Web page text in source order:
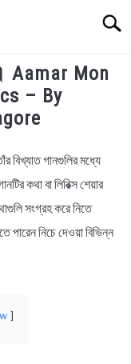
। Aamar Mon
– By
বিখ্যাত গানগুলির মধ্যে
কথা বা লিরিক্স শেয়ার
সংগ্রহ করে নিতে
পারেন নিচে দেওয়া বিভিন্ন